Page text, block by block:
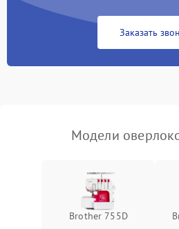
Поломка системы защиты
500 ₽
защиты от засоров
500 ₽
Заказать
Модели
Brother 755D